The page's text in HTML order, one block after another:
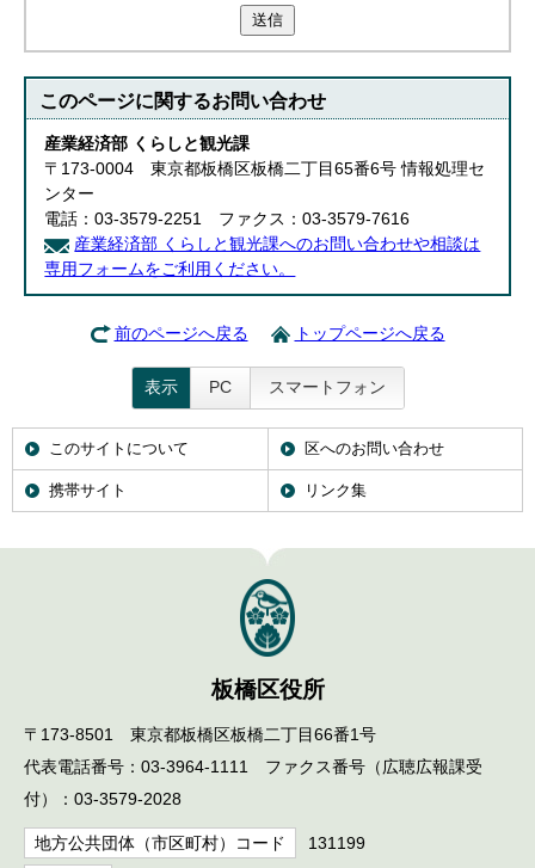
送信
このページに関するお問い合わせ
産業経済部 くらしと観光課
〒173-0004 東京都板橋区板橋二丁目65番6号 情報処理セ
ンター
電話：03-3579-2251 ファクス：03-3579-7616
産業経済部 くらしと観光課へのお問い合わせや相談は
専用フォームをご利用ください。
前のページへ戻る トップページへ戻る
表示 PC スマートフォン
このサイトについて 区へのお問い合わせ
携帯サイト リンク集
板橋区役所
〒173-8501 東京都板橋区板橋二丁目66番1号
代表電話番号：03-3964-1111 ファクス番号（広聴広報課受
付）：03-3579-2028
地方公共団体（市区町村）コード 131199